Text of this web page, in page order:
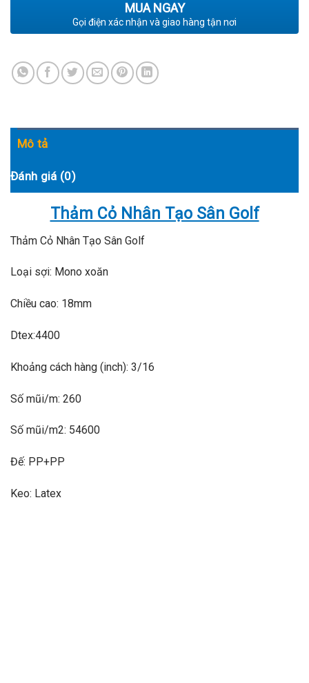
MUA NGAY
Gọi điện xác nhận và giao hàng tận nơi
Mô tả
Đánh giá (0)
Thảm Cỏ Nhân Tạo Sân Golf
Thảm Cỏ Nhân Tạo Sân Golf
Loại sợi: Mono xoăn
Chiều cao: 18mm
Dtex:4400
Khoảng cách hàng (inch): 3/16
Số mũi/m: 260
Số mũi/m2: 54600
Đế: PP+PP
Keo: Latex